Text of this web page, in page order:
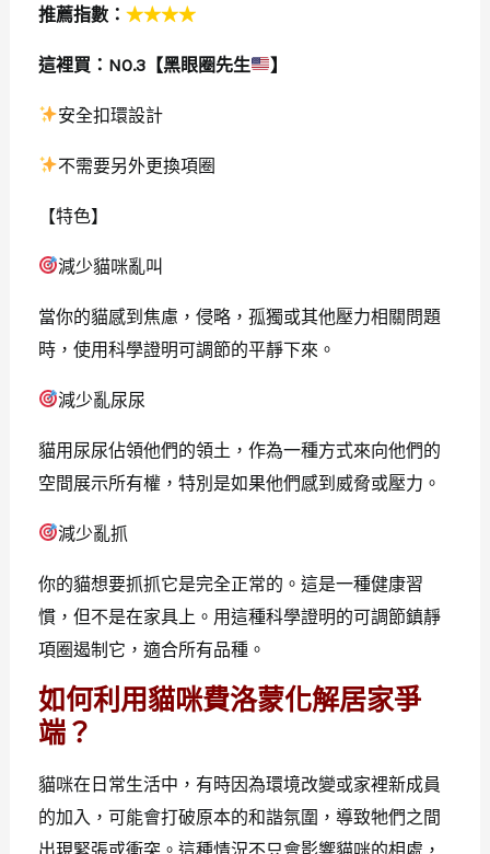
推薦指數： ★★★★
這裡買： NO.3【黑眼圈先生 】
安全扣環設計
不需要另外更換項圈
【特色】
減少貓咪亂叫
當你的貓感到焦慮，侵略，孤獨或其他壓力相關問題
時，使用科學證明可調節的平靜下來。
減少亂尿尿
貓用尿尿佔領他們的領土，作為一種方式來向他們的
空間展示所有權，特別是如果他們感到威脅或壓力。
減少亂抓
你的貓想要抓抓它是完全正常的。這是一種健康習
慣，但不是在家具上。用這種科學證明的可調節鎮靜
項圈遏制它，適合所有品種。
如何利用貓咪費洛蒙化解居家爭
端？
貓咪在日常生活中，有時因為環境改變或家裡新成員
的加入，可能會打破原本的和諧氛圍，導致牠們之間